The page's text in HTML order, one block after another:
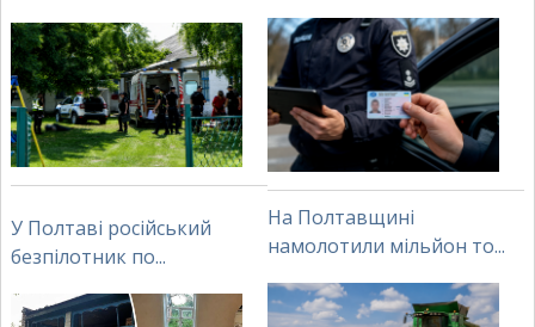
У Полтаві російський
безпілотник по...
На Полтавщині
намолотили мільйон то...